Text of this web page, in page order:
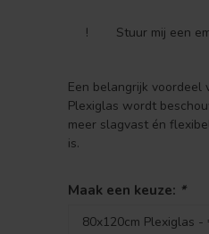
! Stuur mij een
Een belangrijk
Plexiglas wordt
meer slagvast én
is.
Maak een keuze: *